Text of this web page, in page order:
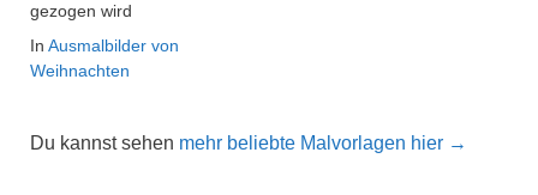
gezogen wird
In Ausmalbilder von
Weihnachten
Du kannst sehen mehr beliebte Malvorlagen hier →